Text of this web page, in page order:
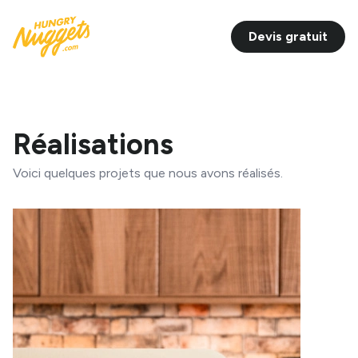
Devis gratuit
Réalisations
Voici quelques projets que nous avons réalisés.